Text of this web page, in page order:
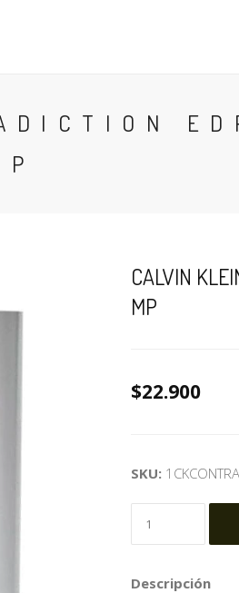
CALVIN
MP
$22.900
SKU:
Descripción